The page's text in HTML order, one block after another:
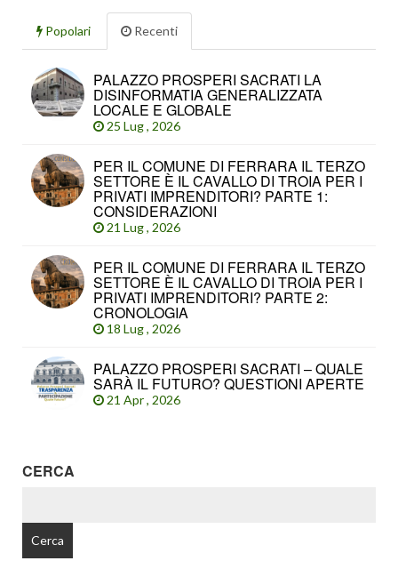
Popolari Recenti
PALAZZO PROSPERI SACRATI LA
DISINFORMATIA GENERALIZZATA
LOCALE E GLOBALE
25 Lug , 2026
PER IL COMUNE DI FERRARA IL TERZO
SETTORE È IL CAVALLO DI TROIA PER I
PRIVATI IMPRENDITORI? PARTE 1:
CONSIDERAZIONI
21 Lug , 2026
PER IL COMUNE DI FERRARA IL TERZO
SETTORE È IL CAVALLO DI TROIA PER I
PRIVATI IMPRENDITORI? PARTE 2:
CRONOLOGIA
18 Lug , 2026
PALAZZO PROSPERI SACRATI – QUALE
SARÀ IL FUTURO? QUESTIONI APERTE
21 Apr , 2026
CERCA